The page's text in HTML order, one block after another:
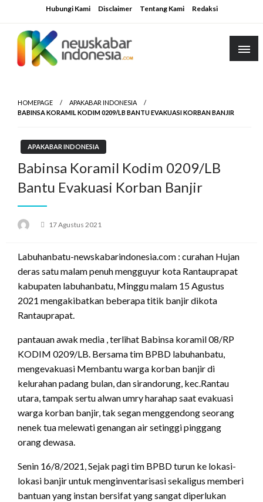
to
content
Hubungi Kami Disclaimer Tentang Kami Redaksi
HOMEPAGE
APAKABAR INDONESIA
BABINSA KORAMIL KODIM 0209/LB BANTU EVAKUASI KORBAN BANJIR
APAKABAR INDONESIA
Babinsa Koramil Kodim 0209/LB
Bantu Evakuasi Korban Banjir
Posted
17 Agustus 2021
Labuhanbatu-newskabarindonesia.com : curahan Hujan
deras satu malam penuh mengguyur kota Rantauprapat
kabupaten labuhanbatu, Minggu malam 15 Agustus
2021 mengakibatkan beberapa titik banjir dikota
Rantauprapat.
pantauan awak media , terlihat Babinsa koramil 08/RP
KODIM 0209/LB. Bersama tim BPBD labuhanbatu,
mengevakuasi Membantu warga korban banjir di
kelurahan padang bulan, dan sirandorung, kec.Rantau
utara, tampak sertu alwan umry harahap saat evakuasi
warga korban banjir, tak segan menggendong seorang
nenek tua melewati genangan air setinggi pinggang
orang dewasa.
Senin 16/8/2021, Sejak pagi tim BPBD turun ke lokasi-
lokasi banjir untuk menginventarisasi sekaligus memberi
bantuan yang instan bersifat yang sangat diperlukan